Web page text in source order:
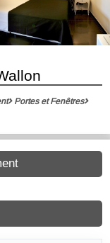
Portes et Fenêtres